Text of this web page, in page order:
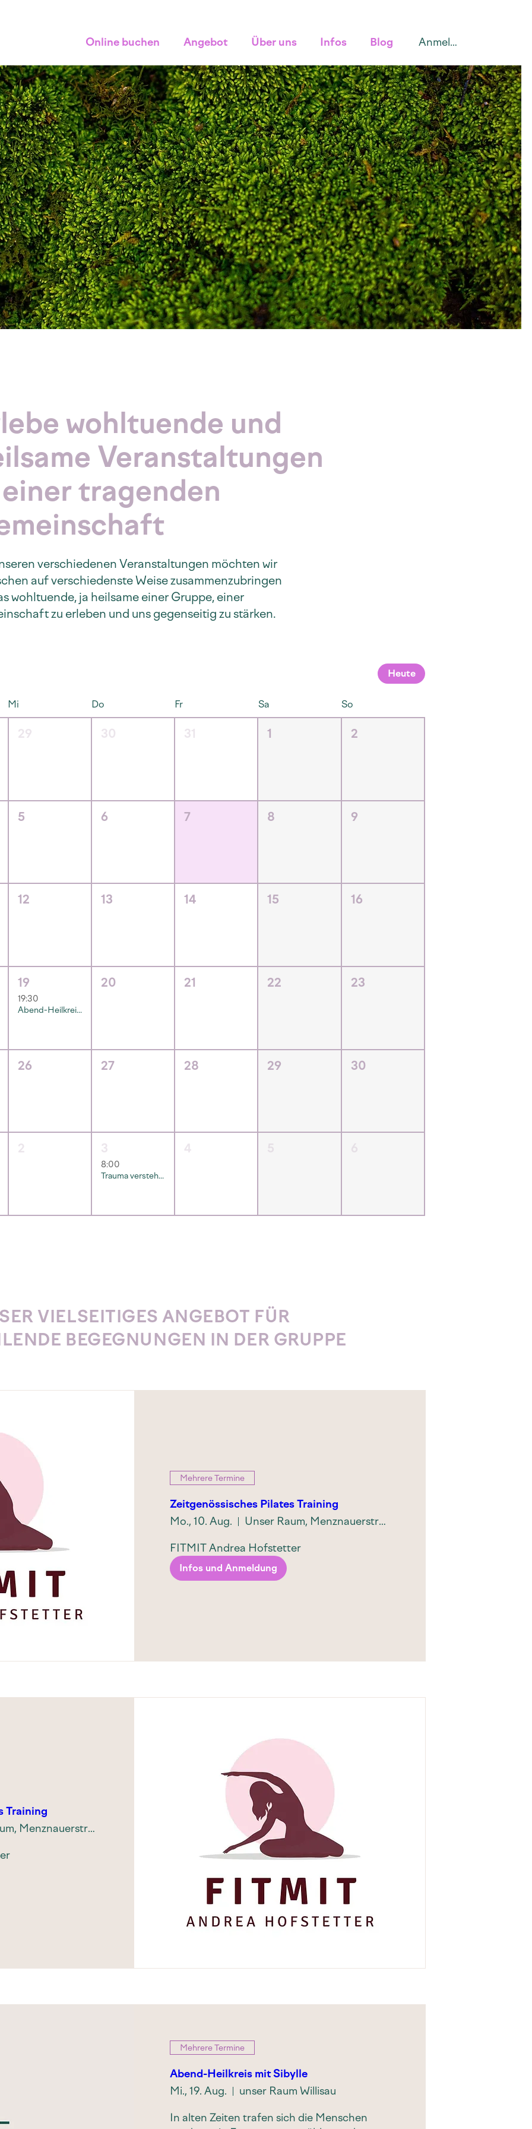
Online buchen Angebot Über uns Infos Blog Anmelden
wohltuende und
Veranstaltungen
tragenden
verschiedenen Veranstaltungen möchten wir
auf verschiedenste Weise zusammenzubringen
wohltuende, ja heilsame einer Gruppe, einer
zu erleben und uns gegenseitig zu stärken.
Heute
Mi Do Fr Sa So
29 30 31 1 2
5 6 7 8 9
12 13 14 15 16
19
19:30
Abend-Heilkreis mit Sibylle
20 21 22 23
26 27 28 29 30
2 3
8:00
Trauma verstehen - schreibe deine Geschichte neu
4
VIELSEITIGES ANGEBOT FÜR
BEGEGNUNGEN IN DER GRUPPE
Mehrere Termine
Zeitgenössisches Pilates Training
Mo., 10. Aug.
Unser Raum, Menznauerstrasse 34, 6130 Willisau, Schweiz
FITMIT Andrea Hofstetter
Infos und Anmeldung
Training
Unser Raum, Menznauerstrasse 34, 6130 Willisau, Schweiz
Mehrere Termine
Abend-Heilkreis mit Sibylle
Mi., 19. Aug.
unser Raum Willisau
In alten Zeiten trafen sich die Menschen